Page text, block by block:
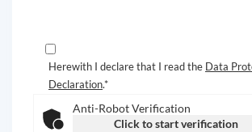
Herewith I declare that I read the Data
Declaration.*
Anti-Robot Verification
Click to start verification